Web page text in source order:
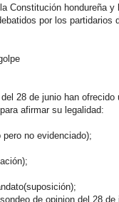
Constitución hondureña
por los partidarios
28 de junio han
afirmar su legalidad:
no evidenciado);
de opinion del 28